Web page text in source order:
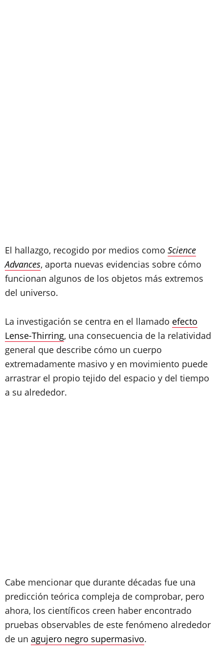
El hallazgo, recogido por medios como Science
Advances, aporta nuevas evidencias sobre cómo
funcionan algunos de los objetos más extremos
del universo.
La investigación se centra en el llamado efecto
Lense-Thirring, una consecuencia de la relatividad
general que describe cómo un cuerpo
extremadamente masivo y en movimiento puede
arrastrar el propio tejido del espacio y del tiempo
a su alrededor.
Cabe mencionar que durante décadas fue una
predicción teórica compleja de comprobar, pero
ahora, los científicos creen haber encontrado
pruebas observables de este fenómeno alrededor
de un agujero negro supermasivo.